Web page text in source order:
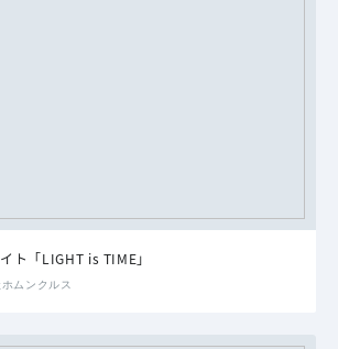
ト「LIGHT is TIME」
ムンクルス